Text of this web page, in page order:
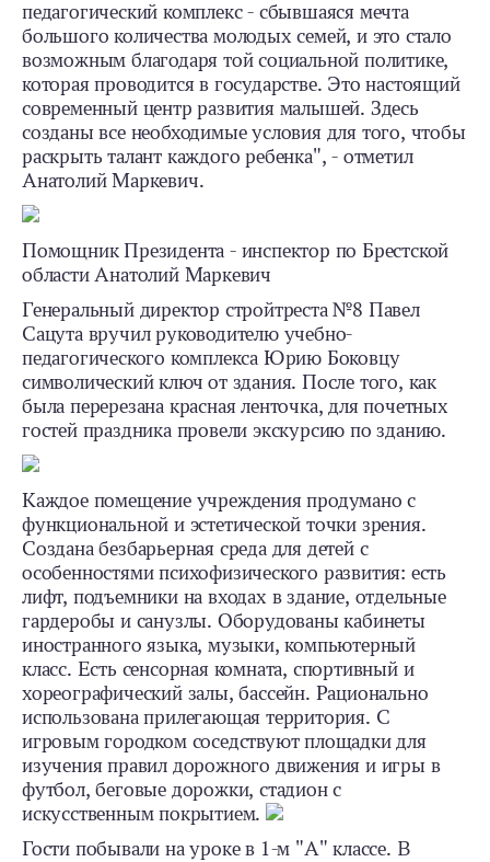
педагогический комплекс - сбывшаяся мечта
большого количества молодых семей, и это стало
возможным благодаря той социальной политике,
которая проводится в государстве. Это настоящий
современный центр развития малышей. Здесь
созданы все необходимые условия для того, чтобы
раскрыть талант каждого ребенка", - отметил
Анатолий Маркевич.
Помощник Президента - инспектор по Брестской
области Анатолий Маркевич
Генеральный директор стройтреста №8 Павел
Сацута вручил руководителю учебно-
педагогического комплекса Юрию Боковцу
символический ключ от здания. После того, как
была перерезана красная ленточка, для почетных
гостей праздника провели экскурсию по зданию.
Каждое помещение учреждения продумано с
функциональной и эстетической точки зрения.
Создана безбарьерная среда для детей с
особенностями психофизического развития: есть
лифт, подъемники на входах в здание, отдельные
гардеробы и санузлы. Оборудованы кабинеты
иностранного языка, музыки, компьютерный
класс. Есть сенсорная комната, спортивный и
хореографический залы, бассейн. Рационально
использована прилегающая территория. С
игровым городком соседствуют площадки для
изучения правил дорожного движения и игры в
футбол, беговые дорожки, стадион с
искусственным покрытием.
Гости побывали на уроке в 1-м "А" классе. В